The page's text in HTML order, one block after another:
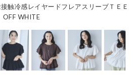
触冷感レイヤードフレアスリーブＴＥＥ
OFF WHITE